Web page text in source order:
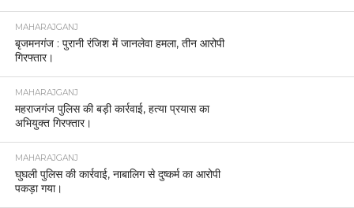
MAHARAJGANJ
बृजमनगंज : पुरानी रंजिश में जानलेवा हमला, तीन आरोपी
गिरफ्तार।
MAHARAJGANJ
महराजगंज पुलिस की बड़ी कार्रवाई, हत्या प्रयास का
अभियुक्त गिरफ्तार।
MAHARAJGANJ
घुघली पुलिस की कार्रवाई, नाबालिग से दुष्कर्म का आरोपी
पकड़ा गया।